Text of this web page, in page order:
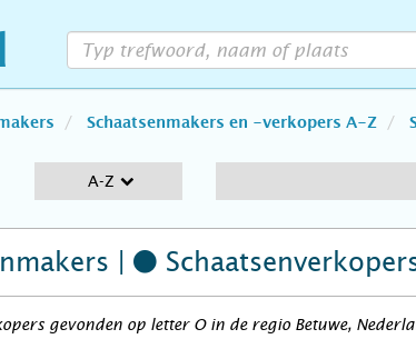
Schaatsenmakers en -verkopers A-Z
A-Z
|
gevonden op letter O in de regio Betuwe,